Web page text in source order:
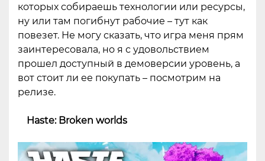
которых собираешь технологии или ресурсы,
ну или там погибнут рабочие – тут как
повезет. Не могу сказать, что игра меня прям
заинтересовала, но я с удовольствием
прошел доступный в демоверсии уровень, а
вот стоит ли ее покупать – посмотрим на
релизе.
Haste: Broken worlds